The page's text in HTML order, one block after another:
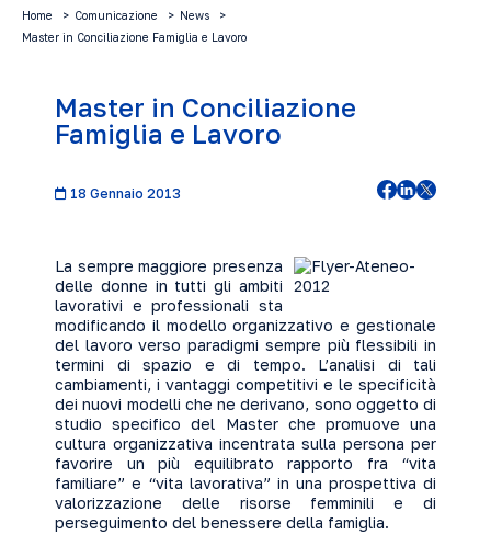
Home Comunicazione
News
Master in Conciliazione Famiglia e Lavoro
Master in Conciliazione
Famiglia e Lavoro
18 Gennaio 2013
La sempre maggiore presenza
delle donne in tutti gli ambiti
lavorativi e professionali sta
modificando il modello organizzativo e gestionale
del lavoro verso paradigmi sempre più flessibili in
termini di spazio e di tempo. L’analisi di tali
cambiamenti, i vantaggi competitivi e le specificità
dei nuovi modelli che ne derivano, sono oggetto di
studio specifico del Master che promuove una
cultura organizzativa incentrata sulla persona per
favorire un più equilibrato rapporto fra “vita
familiare” e “vita lavorativa” in una prospettiva di
valorizzazione delle risorse femminili e di
perseguimento del benessere della famiglia.